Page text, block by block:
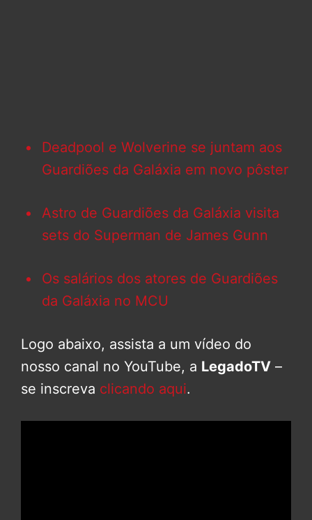
Deadpool e Wolverine se juntam aos
Guardiões da Galáxia em novo pôster
Astro de Guardiões da Galáxia visita
sets do Superman de James Gunn
Os salários dos atores de Guardiões
da Galáxia no MCU
Logo abaixo, assista a um vídeo do
nosso canal no YouTube, a LegadoTV –
se inscreva clicando aqui.